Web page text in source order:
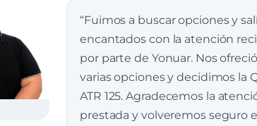
“Fuimos a buscar opciones y
encantados con la atención
por parte de Yonuar. Nos ofreció
varias opciones y decidimos la
ATR 125. Agradecemos la
prestada y volveremos seguro